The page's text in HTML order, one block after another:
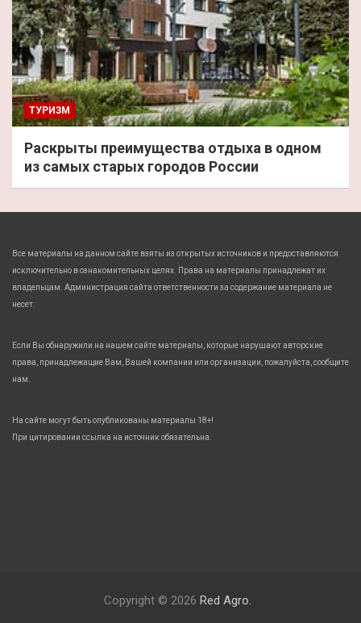
ТУРИЗМ
Раскрыты преимущества отдыха в одном
из самых старых городов России
Все материалы на данном сайте взяты из открытых источников и предоставляются
исключительно в ознакомительных целях. Права на материалы принадлежат их
владельцам. Администрация сайта ответственности за содержание материала не
несет.
Если Вы обнаружили на нашем сайте материалы, которые нарушают авторские
права, принадлежащие Вам, Вашей компании или организации, пожалуйста, сообщите
нам.
На сайте могут быть опубликованы материалы 18+!
При цитировании ссылка на источник обязательна.
Copyright © 2026 Red Agro.